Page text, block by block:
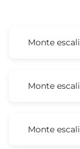
Monte
Monte
Monte